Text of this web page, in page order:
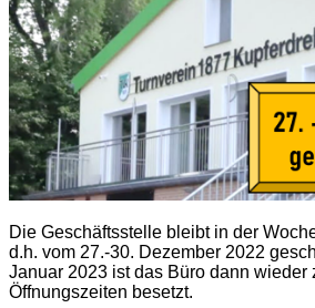
Die Geschäftsstelle bleibt in der
d.h. vom 27.-30. Dezember 2022
Januar 2023 ist das Büro dann wieder
Öffnungszeiten besetzt.